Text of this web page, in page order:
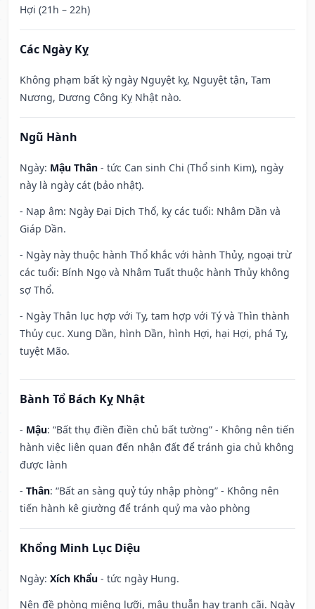
Hợi (21h – 22h)
Các Ngày Kỵ
Không phạm bất kỳ ngày Nguyệt kỵ, Nguyệt tận, Tam
Nương, Dương Công Kỵ Nhật nào.
Ngũ Hành
Ngày: Mậu Thân - tức Can sinh Chi (Thổ sinh Kim), ngày
này là ngày cát (bảo nhật).
- Nạp âm: Ngày Đại Dịch Thổ, kỵ các tuổi: Nhâm Dần và
Giáp Dần.
- Ngày này thuộc hành Thổ khắc với hành Thủy, ngoại trừ
các tuổi: Bính Ngọ và Nhâm Tuất thuộc hành Thủy không
sợ Thổ.
- Ngày Thân lục hợp với Tỵ, tam hợp với Tý và Thìn thành
Thủy cục. Xung Dần, hình Dần, hình Hợi, hại Hợi, phá Tỵ,
tuyệt Mão.
Bành Tổ Bách Kỵ Nhật
- Mậu: “Bất thụ điền điền chủ bất tường” - Không nên tiến
hành việc liên quan đến nhận đất để tránh gia chủ không
được lành
- Thân: “Bất an sàng quỷ túy nhập phòng” - Không nên
tiến hành kê giường để tránh quỷ ma vào phòng
Khổng Minh Lục Diệu
Ngày: Xích Khẩu - tức ngày Hung.
Nên đề phòng miệng lưỡi, mâu thuẫn hay tranh cãi. Ngày